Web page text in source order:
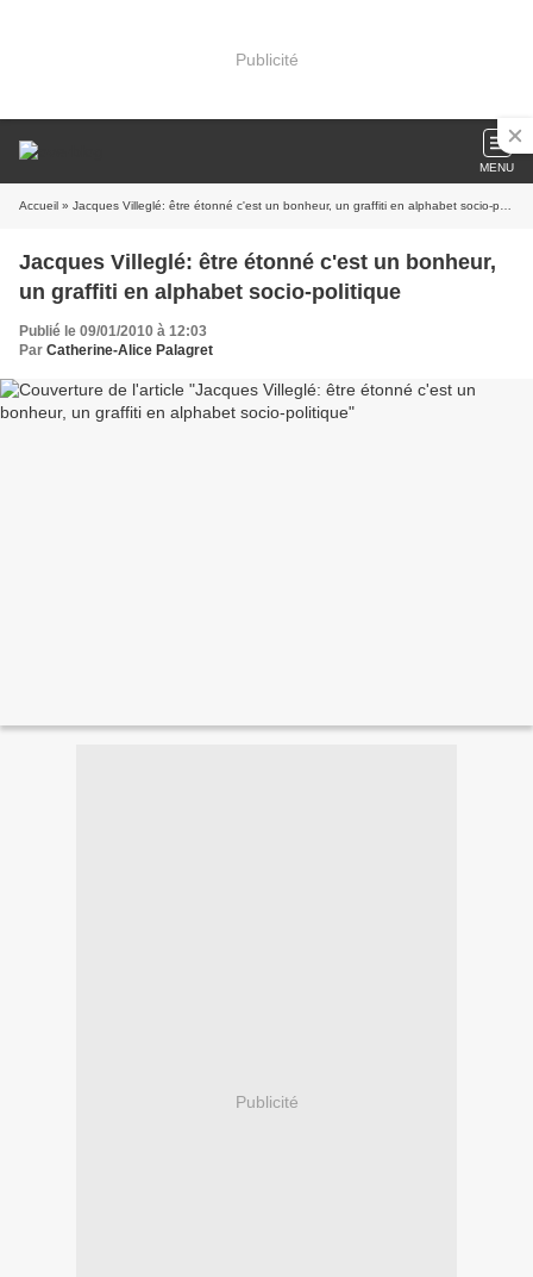
Publicité
MENU
Accueil » Jacques Villeglé: être étonné c'est un bonheur, un graffiti en alphabet socio-politique
Jacques Villeglé: être étonné c'est un bonheur,
un graffiti en alphabet socio-politique
Publié le 09/01/2010 à 12:03
Par Catherine-Alice Palagret
Publicité